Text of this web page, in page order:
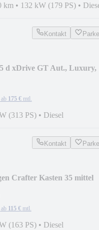
km • 132 kW (179 PS) •
Kontakt
d xDrive GT Aut., Luxury,
175 € mtl.
(313 PS) • Diesel
Kontakt
Crafter Kasten 35 mittel
115 € mtl.
(163 PS) • Diesel